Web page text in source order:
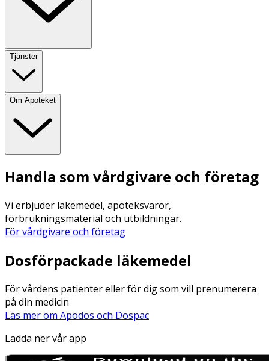
Tjänster
Om Apoteket
Handla som vårdgivare och företag
Vi erbjuder läkemedel, apoteksvaror,
förbrukningsmaterial och utbildningar.
För vårdgivare och företag
Dosförpackade läkemedel
För vårdens patienter eller för dig som vill prenumerera
på din medicin
Läs mer om Apodos och Dospac
Ladda ner vår app